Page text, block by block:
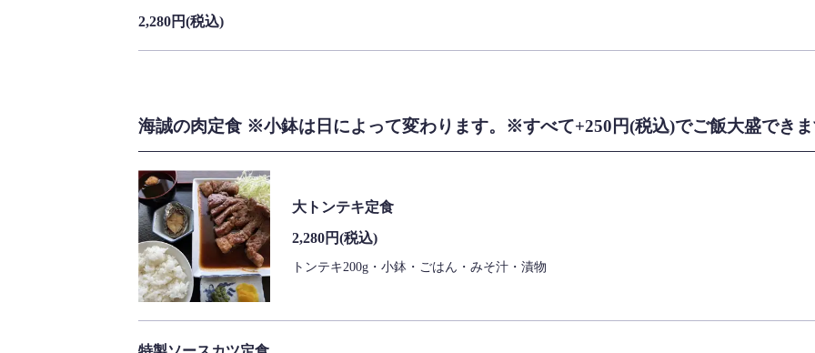
2,280円(税込)
海誠の肉定食 ※小鉢は日によって変わります。※すべて+250円(税込)でご飯大盛でき
大トンテキ定食
2,280円(税込)
トンテキ200g・小鉢・ごはん・みそ汁・漬物